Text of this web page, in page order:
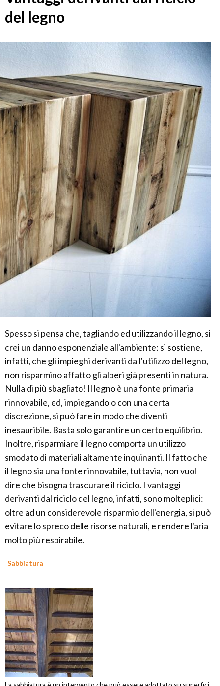
del legno
Spesso si pensa che, tagliando ed utilizzando il legno, si
crei un danno esponenziale all'ambiente: si sostiene,
infatti, che gli impieghi derivanti dall'utilizzo del legno,
non risparmino affatto gli alberi già presenti in natura.
Nulla di più sbagliato! Il legno è una fonte primaria
rinnovabile, ed, impiegandolo con una certa
discrezione, si può fare in modo che diventi
inesauribile. Basta solo garantire un certo equilibrio.
Inoltre, risparmiare il legno comporta un utilizzo
smodato di materiali altamente inquinanti. Il fatto che
il legno sia una fonte rinnovabile, tuttavia, non vuol
dire che bisogna trascurare il riciclo. I vantaggi
derivanti dal riciclo del legno, infatti, sono molteplici:
oltre ad un considerevole risparmio dell'energia, si può
evitare lo spreco delle risorse naturali, e rendere l'aria
molto più respirabile.
Sabbiatura